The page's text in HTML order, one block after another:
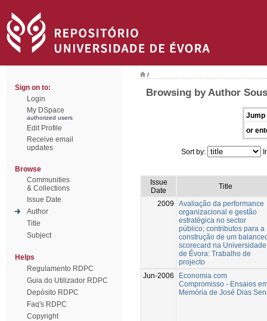
Sign on to:
Login
My DSpace
authorized users
Edit Profile
Receive email
updates
Browse
Communities
& Collections
Issue Date
Author
Title
Subject
Helps
Regulamento RDPC
Guia do Utilizador RDPC
Depósito RDPC
Faq's RDPC
Copyright
/
Browsing by Author
Jump
or
Sort by:
Issue
Date
Title
2009
Avaliação da performance
organizacional e gestão
estratégica no sector
público; contributos para a
construção de um
scorecard na Universidade
de Évora: Trabalho de
projecto
Jun-2006
Economia com
Compromisso - Ensaios
Memória de José Dias